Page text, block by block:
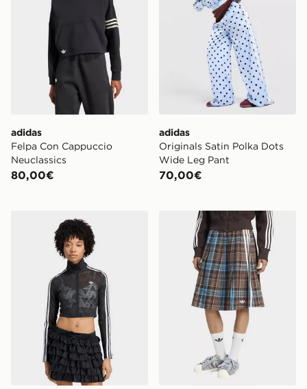
adidas
Felpa Con Cappuccio
Neuclassics
80,00€
adidas
Originals Satin Polka Dots
Wide Leg Pant
70,00€
adidas Top Da Allenamento Iconico In Pizzo Firebird
adidas Originals Pleated